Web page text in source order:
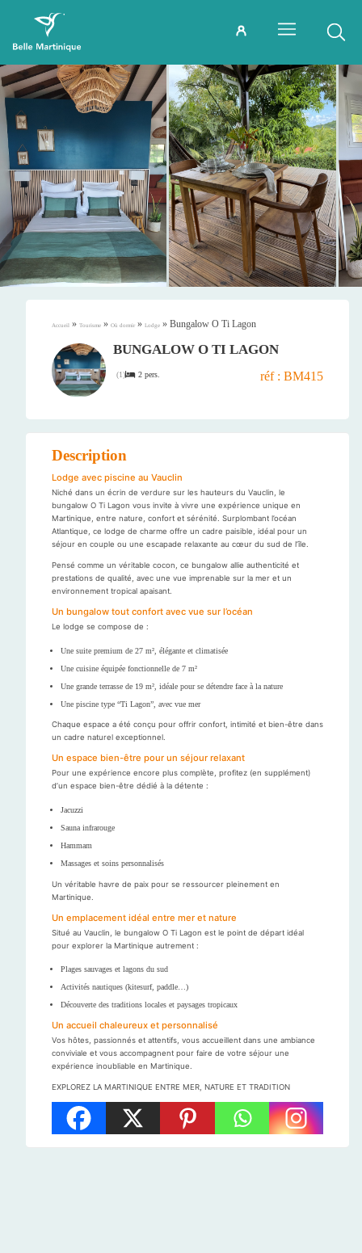
Accueil » Tourisme » Où dormir » Lodge » Bungalow O Ti Lagon
BUNGALOW O TI LAGON
(1) 2 pers. réf : BM415
Description
Lodge avec piscine au Vauclin
Niché dans un écrin de verdure sur les hauteurs du Vauclin, le
bungalow O Ti Lagon vous invite à vivre une expérience unique en
Martinique, entre nature, confort et sérénité. Surplombant l’océan
Atlantique, ce lodge de charme offre un cadre paisible, idéal pour un
séjour en couple ou une escapade relaxante au cœur du sud de l’île.
Pensé comme un véritable cocon, ce bungalow allie authenticité et
prestations de qualité, avec une vue imprenable sur la mer et un
environnement tropical apaisant.
Un bungalow tout confort avec vue sur l’océan
Le lodge se compose de :
Une suite premium de 27 m², élégante et climatisée
Une cuisine équipée fonctionnelle de 7 m²
Une grande terrasse de 19 m², idéale pour se détendre face à la nature
Une piscine type “Ti Lagon”, avec vue mer
Chaque espace a été conçu pour offrir confort, intimité et bien-être dans
un cadre naturel exceptionnel.
Un espace bien-être pour un séjour relaxant
Pour une expérience encore plus complète, profitez (en supplément)
d’un espace bien-être dédié à la détente :
Jacuzzi
Sauna infrarouge
Hammam
Massages et soins personnalisés
Un véritable havre de paix pour se ressourcer pleinement en
Martinique.
Un emplacement idéal entre mer et nature
Situé au Vauclin, le bungalow O Ti Lagon est le point de départ idéal
pour explorer la Martinique autrement :
Plages sauvages et lagons du sud
Activités nautiques (kitesurf, paddle…)
Découverte des traditions locales et paysages tropicaux
Un accueil chaleureux et personnalisé
Vos hôtes, passionnés et attentifs, vous accueillent dans une ambiance
conviviale et vous accompagnent pour faire de votre séjour une
expérience inoubliable en Martinique.
EXPLOREZ LA MARTINIQUE ENTRE MER, NATURE ET TRADITION